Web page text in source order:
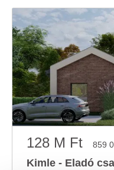
128 M Ft 859
Kimle - Eladó